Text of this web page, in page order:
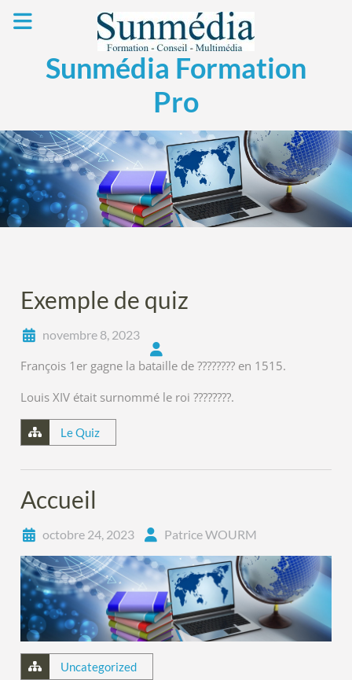
Sunmédia Formation
Pro
Exemple de quiz
novembre 8, 2023
François 1er gagne la bataille de???????? en 1515.
Louis XIV était surnommé le roi????????.
Le Quiz
Accueil
octobre 24, 2023 Patrice WOURM
Uncategorized